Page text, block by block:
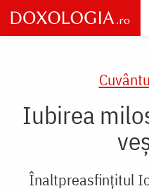
Skip
to
main
Iubirea
Înaltpreasfințitul